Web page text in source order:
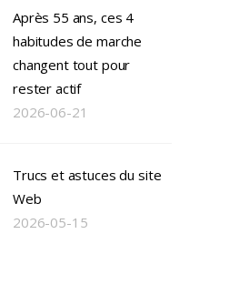
Après 55 ans, ces 4
habitudes de marche
changent tout pour
rester actif
2026-06-21
Trucs et astuces du site
Web
2026-05-15